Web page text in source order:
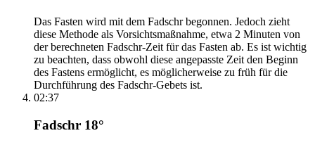
Das Fasten wird mit dem Fadschr begonnen. Jedoch zieht
diese Methode als Vorsichtsmaßnahme, etwa 2 Minuten von
der berechneten Fadschr-Zeit für das Fasten ab. Es ist wichtig
zu beachten, dass obwohl diese angepasste Zeit den Beginn
des Fastens ermöglicht, es möglicherweise zu früh für die
Durchführung des Fadschr-Gebets ist.
02:37
Fadschr 18°